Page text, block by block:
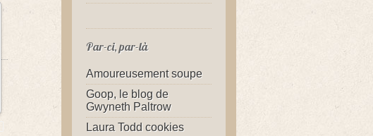
Par-ci, par-là
Amoureusement soupe
Goop, le blog de
Gwyneth Paltrow
Laura Todd cookies